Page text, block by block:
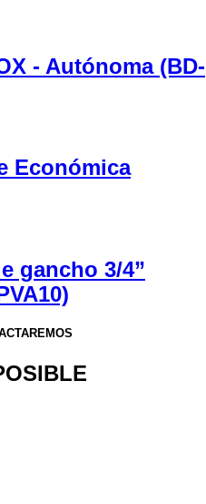
- Autónoma (BD-
Económica
gancho 3/4”